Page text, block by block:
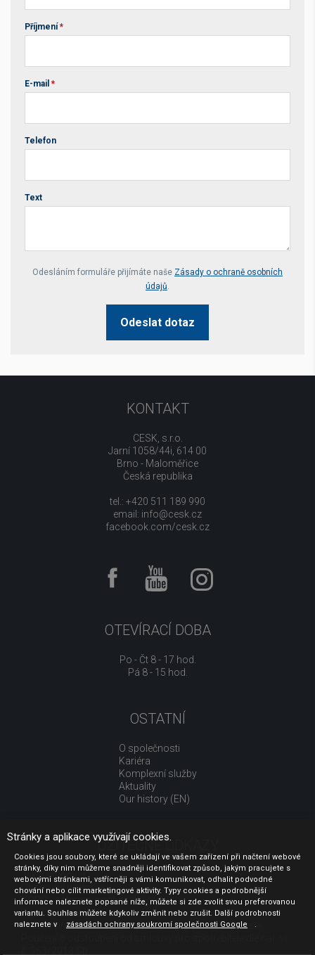
Příjmení *
E-mail *
Telefon
Text
Your website *
Odesláním formuláře přijímáte naše Zásady o ochraně osobních
údajů.
Odeslat dotaz
KONTAKT
CESK, s.r.o.
Jarní 1058/44i, 614 00
Brno - Maloměřice
Česká republika
tel.: +420 511 189 990
email: info@cesk.cz
facebook.com/cesk.cz
OTEVÍRACÍ DOBA
Po - Čt 8 - 17 hod.
Pá 8 - 15 hod.
OSTATNÍ
O společnosti
Kariéra
Komplexní služby
Aktuality
Our history (EN)
UŽITEČNÉ ODKAZY
Jak nakupovat
Obchodní podmínky
GDPR - ochrana osobních údajů
Profil zadavatele
Sdělení před uzavřením kupní smlouvy pro spotřebitele
Stránky a aplikace využívají cookies.
Cookies jsou soubory, které se ukládají ve vašem zařízení při načtení webové
stránky, díky nim můžeme snadněji identifikovat způsob, jakým pracujete s
webovými stránkami, vstřícněji s vámi komunikovat, odhalit podvodné
chování nebo cílit marketingové aktivity. Typy cookies a podrobnější
informace naleznete popsané níže, můžete si zde zvolit svou preferovanou
variantu. Souhlas můžete kdykoliv změnit nebo zrušit. Další podrobnosti
naleznete v
zásadách ochrany soukromí společnosti Google .